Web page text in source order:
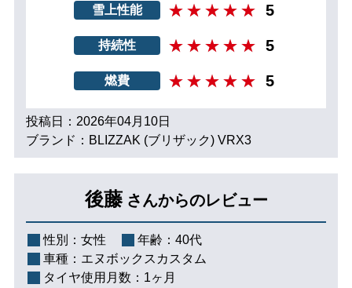
雪上性能 5
持続性 5
燃費 5
投稿日：2026年04月10日
ブランド：BLIZZAK (ブリザック) VRX3
後藤 さんからのレビュー
性別： 女性 年齢： 40代
車種： エヌボックスカスタム
タイヤ使用月数： 1ヶ月